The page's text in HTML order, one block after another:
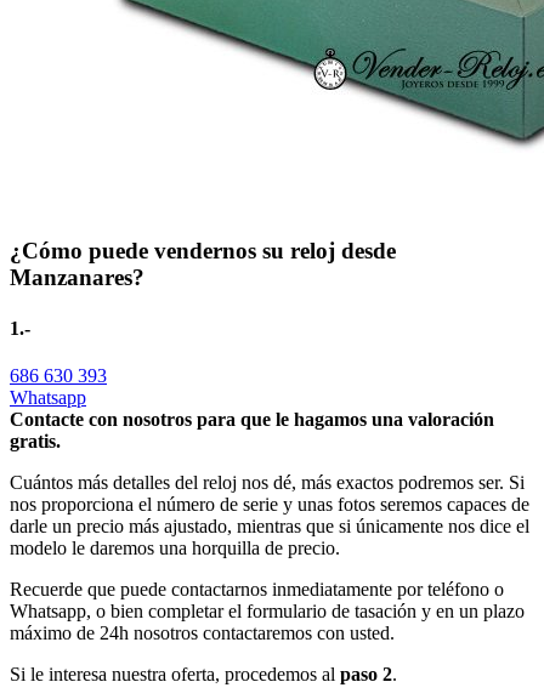
¿Cómo puede vendernos su reloj desde
Manzanares?
1.-
686 630 393
Whatsapp
Contacte con nosotros para que le hagamos una valoración
gratis.
Cuántos más detalles del reloj nos dé, más exactos podremos ser. Si
nos proporciona el número de serie y unas fotos seremos capaces de
darle un precio más ajustado, mientras que si únicamente nos dice el
modelo le daremos una horquilla de precio.
Recuerde que puede contactarnos inmediatamente por teléfono o
Whatsapp, o bien completar el formulario de tasación y en un plazo
máximo de 24h nosotros contactaremos con usted.
Si le interesa nuestra oferta, procedemos al paso 2.